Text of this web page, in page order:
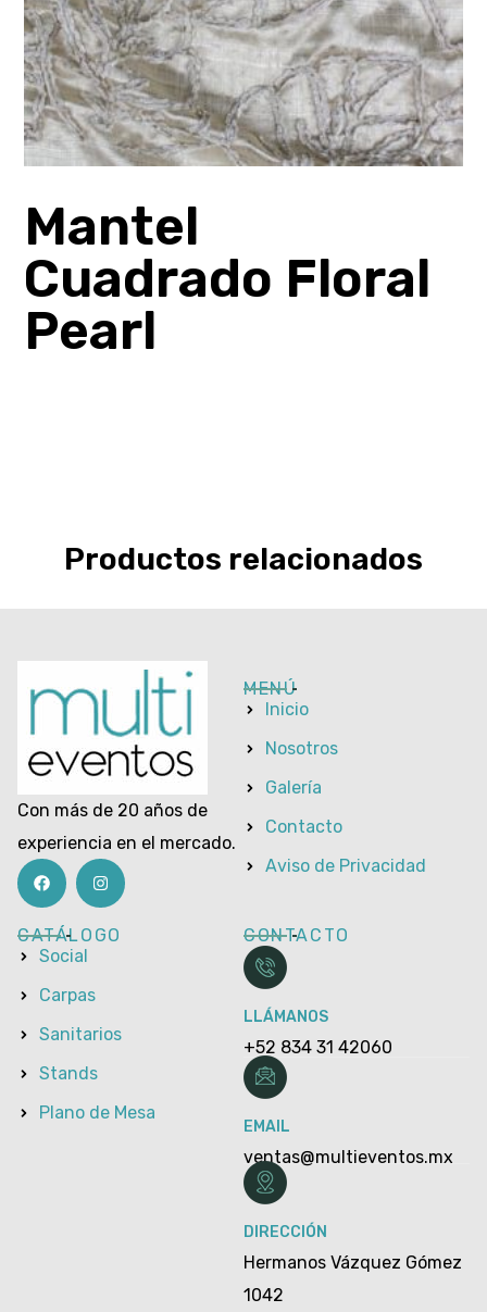
Mantel
Cuadrado Floral
Pearl
Productos relacionados
Con más de 20 años de
experiencia en el mercado.
MENÚ
Inicio
Nosotros
Galería
Contacto
Aviso de Privacidad
CATÁLOGO
Social
Carpas
Sanitarios
Stands
Plano de Mesa
CONTACTO
LLÁMANOS
+52 834 31 42060
EMAIL
ventas@multieventos.mx
DIRECCIÓN
Hermanos Vázquez Gómez
1042